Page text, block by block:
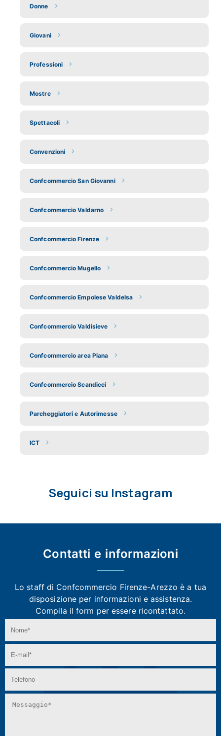
Donne
Giovani
Professioni
Mostre
Spettacoli
Convenzioni
Confcommercio San Giovanni
Confcommercio Valdarno
Confcommercio Firenze
Confcommercio Mugello
Confcommercio Empolese Valdelsa
Confcommercio Valdisieve
Confcommercio area Piana
Confcommercio Scandicci
Parcheggiatori e Autorimesse
ICT
Seguici su Instagram
Contatti e informazioni
Lo staff di Confcommercio Firenze-Arezzoè a tua
disposizione per informazioni e assistenza.
Compila il form per essere ricontattato.